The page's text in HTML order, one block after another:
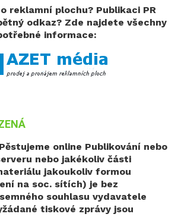
reklamní plochu? Publikaci PR
odkaz? Zde najdete všechny
informace:
online Publikování nebo
nebo jakékoliv části
jakoukoliv formou
na soc. sítích) je bez
souhlasu vydavatele
tiskové zprávy jsou